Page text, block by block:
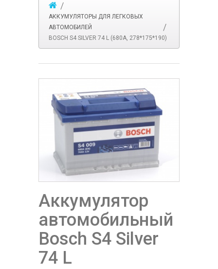
АККУМУЛЯТОРЫ ДЛЯ ЛЕГКОВЫХ
АВТОМОБИЛЕЙ
BOSCH S4 SILVER 74 L (680A, 278*175*190)
Аккумулятор
автомобильный
Bosch S4 Silver
74 L